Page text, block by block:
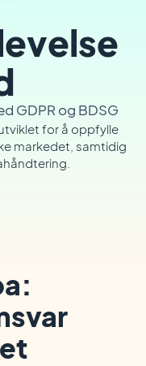
GDPR og BDSG
for å oppfylle
markedet, samtidig